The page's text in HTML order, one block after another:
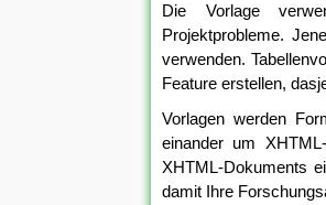
Die Vorlage
Projektprobleme.
verwenden.
Feature erstellen,
Vorlagen werden
einander um
XHTML-Dokuments
damit Ihre